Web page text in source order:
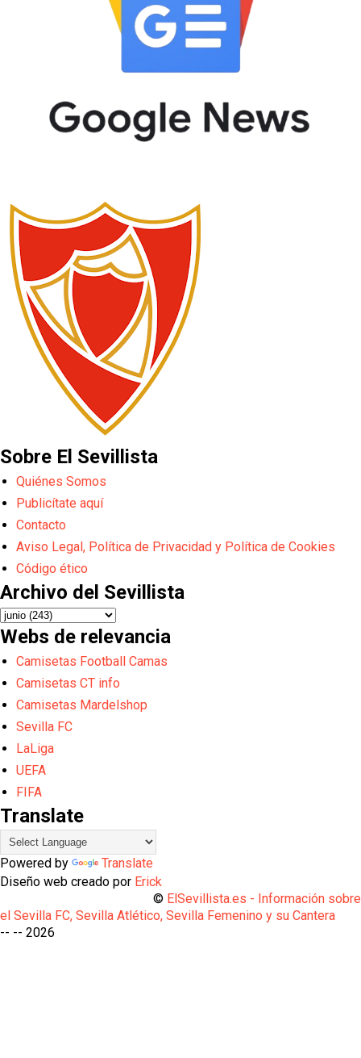
Sobre El Sevillista
Quiénes Somos
Publicítate aquí
Contacto
Aviso Legal, Política de Privacidad y Política de Cookies
Código ético
Archivo del Sevillista
Webs de relevancia
Camisetas Football Camas
Camisetas CT info
Camisetas Mardelshop
Sevilla FC
LaLiga
UEFA
FIFA
Translate
Powered by
Translate
Diseño web creado por Erick
© ElSevillista.es - Información sobre
el Sevilla FC, Sevilla Atlético, Sevilla Femenino y su Cantera
-- -- 2026